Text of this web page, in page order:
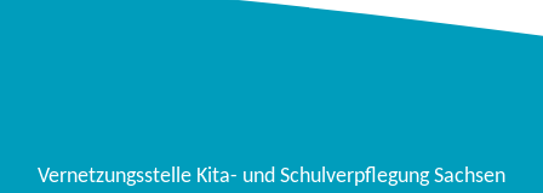
Vernetzungsstelle Kita- und Schulverpflegung Sachsen